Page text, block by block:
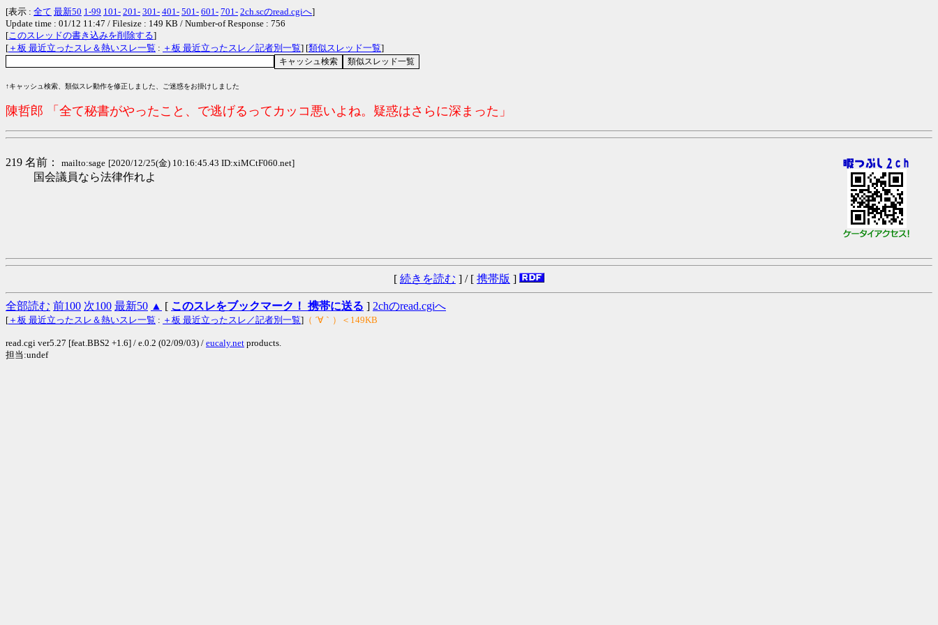
[表示 : 全て 最新50 1-99 101- 201- 301- 401- 501- 601- 701- 2ch.scのread.cgiへ]
Update time : 01/12 11:47 / Filesize : 149 KB / Number-of Response : 756
[このスレッドの書き込みを削除する]
[ ＋板 最近立ったスレ＆熱いスレ一覧 : ＋板 最近立ったスレ／記者別一覧] [類似スレッド一覧]
↑キャッシュ検索、類似スレ動作を修正しました、ご迷惑をお掛けしました
陳哲郎 「全て秘書がやったこと、で逃げるってカッコ悪いよね。疑惑はさらに深まった」
219 名前： mailto:sage [2020/12/25(金) 10:16:45.43 ID:xiMCtF060.net]
国会議員なら法律作れよ
[ 続きを読む ] / [ 携帯版 ]
全部読む 前100 次100 最新50 ▲ [ このスレをブックマーク！ 携帯に送る ] 2chのread.cgiへ
[ ＋板 最近立ったスレ＆熱いスレ一覧 : ＋板 最近立ったスレ／記者別一覧] （ ´∀｀）＜149KB
read.cgi ver5.27 [feat.BBS2 +1.6] / e.0.2 (02/09/03) / eucaly.net products.
担当:undef